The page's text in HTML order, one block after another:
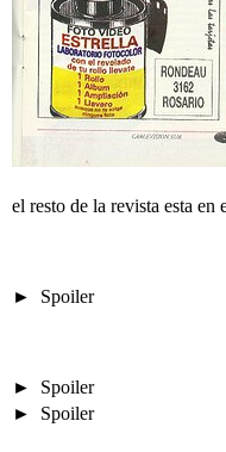
el resto de la revista esta en
Spoiler
Spoiler
Spoiler